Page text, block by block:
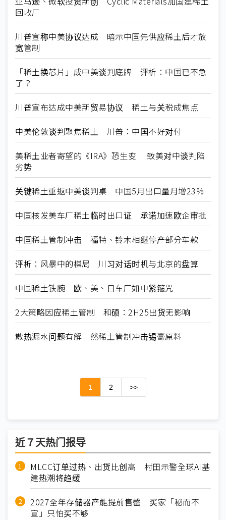
回收厂
川普宣称中美协议达成 暗示中国先供应稀土后才放
宽管制
「稀土换芯片」成中美谈判底牌 评析：中国已不急
了？
川普宣布达成中美新贸易协议 稀土与关税成焦点
中美伦敦谈判聚焦稀土 川普：中国不好对付
美稀土业者寄望的《IRA》恐生变 致美对中谈判陷
劣势
关键稀土重返中美谈判桌 中国5月出口量月增23%
中国核发美车厂稀土临时出口证 承诺加速欧企审批
中国稀土管制冲击 福特、铃木相继停产部分车款
评析：风暴中的棋局 川习对话时机与北京的盘算
中国稀土铁腕 欧、美、日车厂如中紧箍咒
2大策略因应稀土管制 和硕：2H25出货无影响
散热漏水问题有解 然稀土管制冲击锡膏原料
1 2 >>
近７天热门报导
MLCC订单过热、出货比创高 村田示警全球AI基
建热潮将趋缓
2027全年存储器产能提前售罄 买家「秘而不
宣」只怕买不够